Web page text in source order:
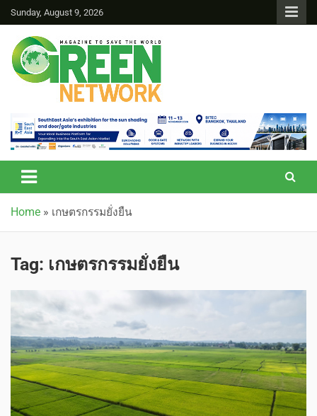
Sunday, August 9, 2026
Green Network
Home » เกษตรกรรมยั่งยืน
Tag: เกษตรกรรมยั่งยืน